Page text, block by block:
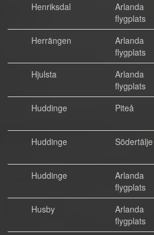
Henriksdal
Arlanda
flygplats
Herrängen
Arlanda
flygplats
Hjulsta
Arlanda
flygplats
Huddinge
Piteå
Huddinge
Södertälje
Huddinge
Arlanda
flygplats
Husby
Arlanda
flygplats